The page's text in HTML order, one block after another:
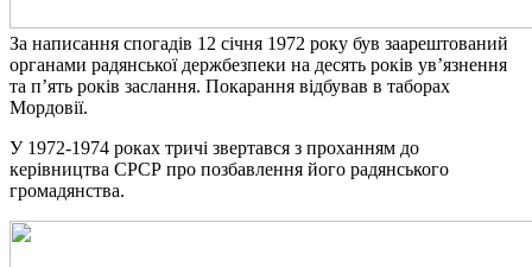
За написання спогадів 12 січня 1972 року був заарештований
органами радянської держбезпеки на десять років ув’язнення
та п’ять років заслання. Покарання відбував в таборах
Мордовії.
У 1972-1974 роках тричі звертався з проханням до
керівництва СРСР про позбавлення його радянського
громадянства.